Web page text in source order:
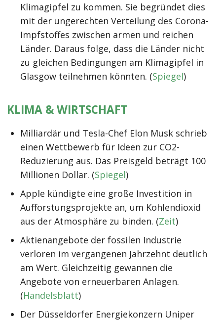
Klimagipfel zu kommen. Sie begründet dies
mit der ungerechten Verteilung des Corona-
Impfstoffes zwischen armen und reichen
Länder. Daraus folge, dass die Länder nicht
zu gleichen Bedingungen am Klimagipfel in
Glasgow teilnehmen könnten. (Spiegel)
KLIMA & WIRTSCHAFT
Milliardär und Tesla-Chef Elon Musk schrieb
einen Wettbewerb für Ideen zur CO2-
Reduzierung aus. Das Preisgeld beträgt 100
Millionen Dollar. (Spiegel)
Apple kündigte eine große Investition in
Aufforstungsprojekte an, um Kohlendioxid
aus der Atmosphäre zu binden. (Zeit)
Aktienangebote der fossilen Industrie
verloren im vergangenen Jahrzehnt deutlich
am Wert. Gleichzeitig gewannen die
Angebote von erneuerbaren Anlagen.
(Handelsblatt)
Der Düsseldorfer Energiekonzern Uniper